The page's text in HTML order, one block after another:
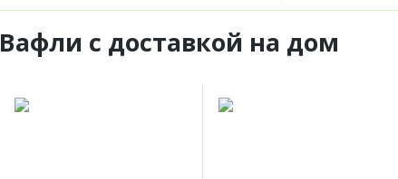
Вафли с доставкой на дом